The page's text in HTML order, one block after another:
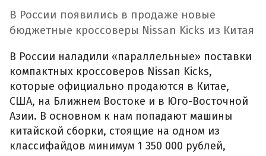
В России появились в продаже новые
бюджетные кроссоверы Nissan Kicks из Китая
В России наладили «параллельные» поставки
компактных кроссоверов Nissan Kicks,
которые официально продаются в Китае,
США, на Ближнем Востоке и в Юго-Восточной
Азии. В основном к нам попадают машины
китайской сборки, стоящие на одном из
классифайдов минимум 1 350 000 рублей,